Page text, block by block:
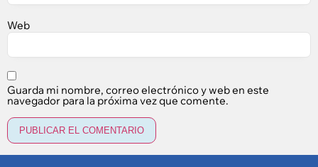
Web
Guarda mi nombre, correo electrónico y web en este
navegador para la próxima vez que comente.